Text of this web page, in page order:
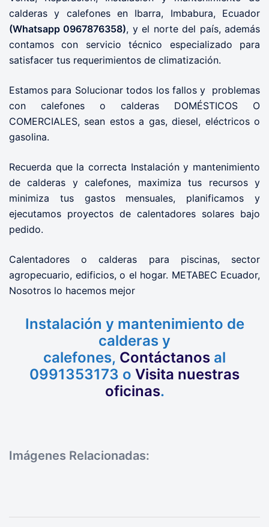
calderas y calefones en Ibarra, Imbabura, Ecuador
(Whatsapp 0967876358), y el norte del país, además
contamos con servicio técnico especializado para
satisfacer tus requerimientos de climatización.
Estamos para Solucionar todos los fallos y problemas
con calefones o calderas DOMÉSTICOS O
COMERCIALES, sean estos a gas, diesel, eléctricos o
gasolina.
Recuerda que la correcta Instalación y mantenimiento
de calderas y calefones, maximiza tus recursos y
minimiza tus gastos mensuales, planificamos y
ejecutamos proyectos de calentadores solares bajo
pedido.
Calentadores o calderas para piscinas, sector
agropecuario, edificios, o el hogar. METABEC Ecuador,
Nosotros lo hacemos mejor
Instalación y mantenimiento de
calderas y
calefones, Contáctanos al
0991353173 o Visita nuestras
oficinas.
Imágenes Relacionadas: